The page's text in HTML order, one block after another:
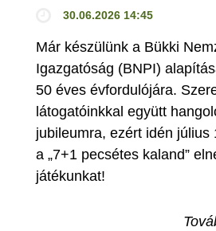
30.06.2026 14:45
Már készülünk a Bükki
Igazgatóság (BNPI)
50 éves évfordulójára.
látogatóinkkal együtt
jubileumra, ezért idén július
a „7+1 pecsétes kaland”
játékunkat!